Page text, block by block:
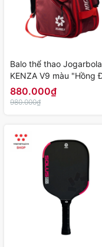
Balo thể thao Jogarbola
KENZA V9 màu "Hồng
Hàng Chính Hãng
880.000₫
980.000₫